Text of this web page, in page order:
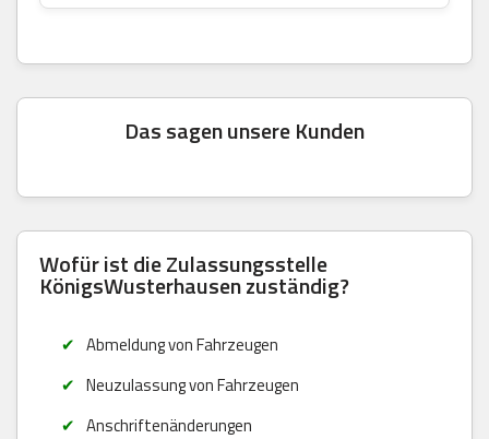
Das sagen unsere Kunden
Wofür ist die Zulassungsstelle
KönigsWusterhausen zuständig?
Abmeldung von Fahrzeugen
Neuzulassung von Fahrzeugen
Anschriftenänderungen